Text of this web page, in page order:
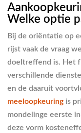
Welke optie
Bij de oriëntatie op
rijst vaak de vraag
doeltreffend is. Het
verschillende
en de daaruit
meeloopkeuring is
mondelinge eerste
deze vorm